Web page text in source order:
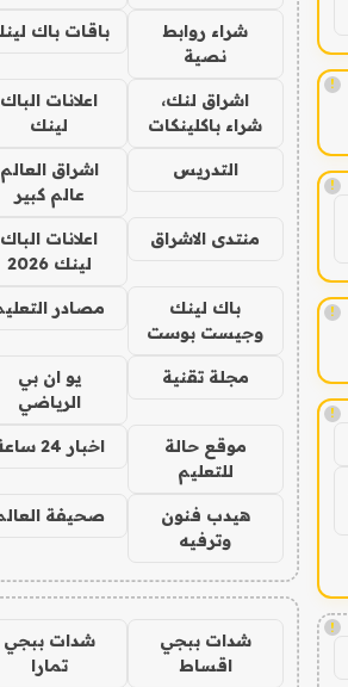
!
!
!
!
!
شراء روابط
نصية
باقات باك
اشراق لنك،
شراء باكلينكات
اعلانات الباك
لينك
التدريس
اشراق العالم
عالم كبير
منتدى الاشراق
اعلانات الباك
لينك 2026
باك لينك
وجيست بوست
مصادر
مجلة تقنية
يو ان بي
الرياضي
موقع حالة
للتعليم
اخبار 24 ساعة
هيدب فنون
وترفيه
صحيفة
شدات ببجي
اقساط
شدات ببجي
تمارا